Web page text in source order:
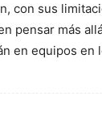
con sus
pensar más
en equipos en